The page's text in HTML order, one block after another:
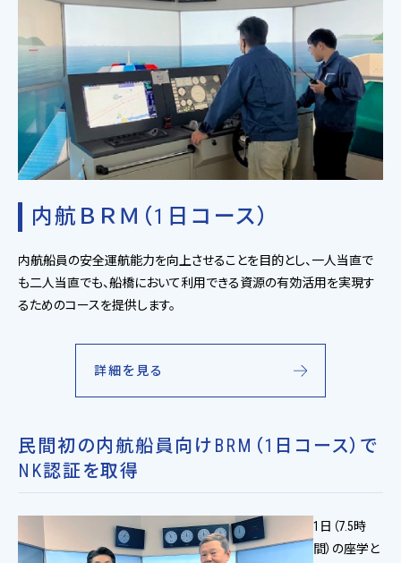
内航ＢＲＭ（1日コース）
内航船員の安全運航能力を向上させることを目的とし、一人当直で
も二人当直でも、船橋において利用できる資源の有効活用を実現す
るためのコースを提供します。
詳細を見る
民間初の内航船員向けBRM（1日コース）で
NK認証を取得
1日（7.5時
間）の座学と